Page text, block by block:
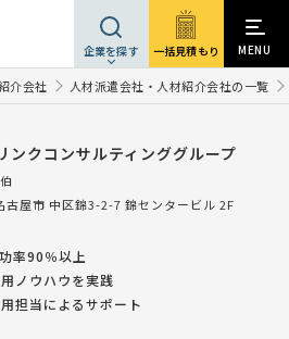
企業を探す 一括見積もり MENU
介会社 人材派遣会社・人材紹介会社の一覧
ンクコンサルティンググループ
古屋市 中区錦3-2-7 錦センタービル 2F
率90％以上
ノウハウを実践
担当によるサポート